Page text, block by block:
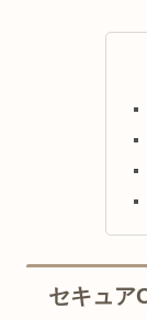
セキュア